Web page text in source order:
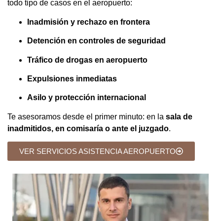
extranjero inadmitido como si has sido detenido por un posible
rapidez, rigor y total confidencialidad.
todo tipo de casos en el aeropuerto:
Inadmisión y rechazo en frontera
Detención en controles de seguridad
Tráfico de drogas en aeropuerto
Expulsiones inmediatas
Asilo y protección internacional
Te asesoramos desde el primer minuto: en la sala de
inadmitidos, en comisaría o ante el juzgado.
VER SERVICIOS ASISTENCIA AEROPUERTO